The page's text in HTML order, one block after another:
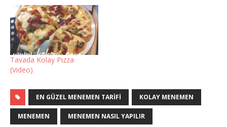
Tavada Kolay Pizza
(Video)
EN GÜZEL MENEMEN TARIFI KOLAY MENEMEN
MENEMEN MENEMEN NASIL YAPILIR